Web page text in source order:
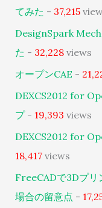
てみた - 37,215
DesignSpark
た - 32,228views
オープンCAE -
DEXCS2012 for
プ- 19,393 views
DEXCS2012 for
18,417views
FreeCADで3Dプリ
場合の留意点 -